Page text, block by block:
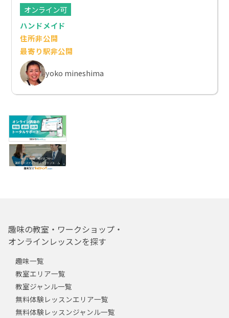
オンライン可
ハンドメイド
住所非公開
最寄り駅非公開
yoko mineshima
趣味の教室・ワークショップ・
オンラインレッスンを探す
趣味一覧
教室エリア一覧
教室ジャンル一覧
無料体験レッスンエリア一覧
無料体験レッスンジャンル一覧